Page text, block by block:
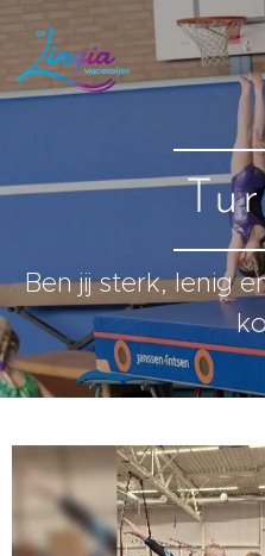
Ben jij sterk, lenig